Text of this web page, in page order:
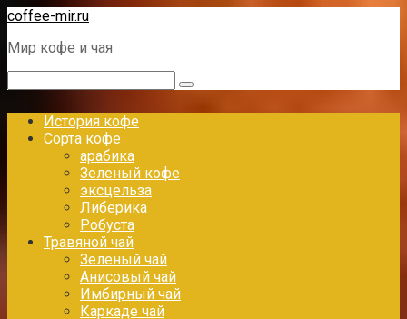
Перейти
контенту
coffee-mir.ru
Мир кофе и чая
История кофе
Сорта кофе
арабика
Зеленый кофе
эксцельза
Либерика
Робуста
Травяной чай
Зеленый чай
Анисовый чай
Имбирный чай
Каркаде чай